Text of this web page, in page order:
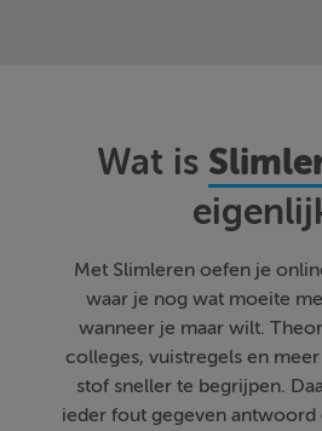
Wat is
Met Slimleren oefen je
waar je nog wat moeite
wanneer je maar wilt.
colleges, vuistregels en
stof sneller te begrijpen.
ieder fout gegeven